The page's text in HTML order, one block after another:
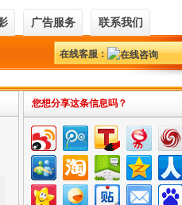
您想分享这条信息吗？